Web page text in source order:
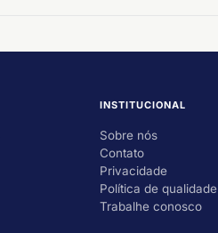
INSTITUCIONAL
Sobre nós
Contato
Privacidade
Política de qualidade
Trabalhe conosco